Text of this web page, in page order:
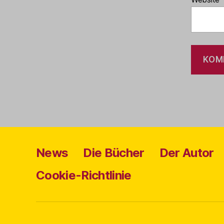
News Die Bücher Der Autor
Cookie-Richtlinie